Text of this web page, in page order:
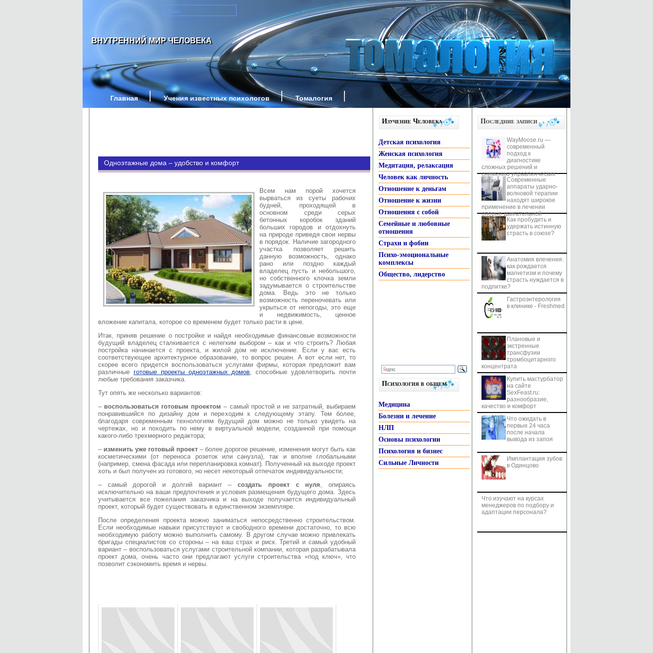
ВНУТРЕННИЙ МИР ЧЕЛОВЕКА
Главная Учения известных психологов Томалогия
Одноэтажные дома – удобство и комфорт
Всем нам порой хочется
вырваться из суеты рабочих
будней, проходящей в
основном среди серых
бетонных коробок зданий
больших городов и отдохнуть
на природе приведя свои нервы
в порядок. Наличие загородного
участка позволяет решить
данную возможность, однако
рано или поздно каждый
владелец пусть и небольшого,
но собственного клочка земли
задумывается о строительстве
дома. Ведь это не только
возможность переночевать или
укрыться от непогоды, это еще
и недвижимость, ценное
вложение капитала, которое со временем будет только расти в цене.
Итак, приняв решение о постройке и найдя необходимые финансовые возможности
будущий владелец сталкивается с нелегким выбором – как и что строить? Любая
постройка начинается с проекта, и жилой дом не исключение. Если у вас есть
соответствующее архитектурное образование, то вопрос решен. А вот если нет, то
скорее всего придется воспользоваться услугами фирмы, которая предложит вам
различные готовые проекты одноэтажных домов , способные удовлетворить почти
любые требования заказчика.
Тут опять же несколько вариантов:
–воспользоваться готовым проектом – самый простой и не затратный, выбираем
понравившийся по дизайну дом и переходим к следующему этапу. Тем более,
благодаря современным технологиям будущий дом можно не только увидеть на
чертежах, но и походить по нему в виртуальной модели, созданной при помощи
какого-либо трехмерного редактора;
– изменить уже готовый проект – более дорогое решение, изменения могут быть как
косметическими (от переноса розеток или санузла), так и вполне глобальными
(например, смена фасада или перепланировка комнат). Полученный на выходе проект
хоть и был получен из готового, но несет некоторый отпечаток индивидуальности;
– самый дорогой и долгий вариант –создать проект с нуля , опираясь
исключительно на ваши предпочтения и условия размещения будущего дома. Здесь
учитывается все пожелания заказчика и на выходе получается индивидуальный
проект, который будет существовать в единственном экземпляре.
После определения проекта можно заниматься непосредственно строительством.
Если необходимые навыки присутствуют и свободного времени достаточно, то всю
необходимую работу можно выполнить самому. В другом случае можно привлекать
бригады специалистов со стороны – на ваш страх и риск. Третий и самый удобный
вариант – воспользоваться услугами строительной компании, которая разрабатывала
проект дома, очень часто они предлагают услуги строительства «под ключ», что
позволит сэкономить время и нервы.
Изучение Человека
Детская психология
Женская психология
Медитация, релаксация
Человек как личность
Отношение к деньгам
Отношение к жизни
Отношения с собой
Семейные и любовные
отношения
Страхи и фобии
Психо-эмоциональные
комплексы
Общество, лидерство
Психология в общем
Медицина
Болезни и лечение
НЛП
Основы психологии
Психология и бизнес
Сильные Личности
Последние записи
WayMoose.ru —
современный
подход к
диагностике
сложных решений и
снижению управленческих
рисков
Современные
аппараты ударно-
волновой терапии
находят широкое
применение в лечении
опорно-двигательной
системы Как пробудить и
удержать истинную
страсть в союзе?
Анатомия влечения:
как рождается
магнетизм и почему
страсть нуждается в
подпитке?
Гастроэнтерология
в клинике - Freshmed
Плановые и
экстренные
трансфузии
тромбоцитарного
концентрата
Купить мастурбатор
на сайте
SexFeast.ru:
разнообразие,
качество и комфорт
Что ожидать в
первые 24 часа
после начала
вывода из запоя
Имплантация зубов
в Одинцово
Что изучают на курсах
менеджеров по подбору и
адаптации персонала?